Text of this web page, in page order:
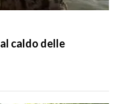
caldo delle